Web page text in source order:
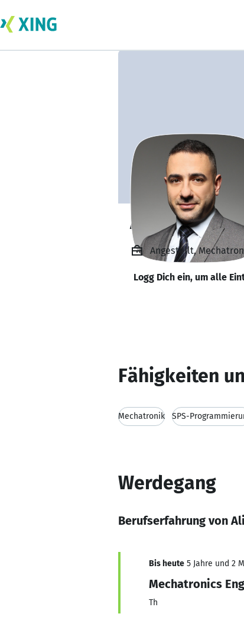
Ali Al-Tameemi
Angestellt,
Logg Dich ein, um alle
Fähigkeiten
Mechatronik SPS-
Werdegang
Berufserfahrung von
Bis heute 5 Jahre und 2
Mechatronics
Th